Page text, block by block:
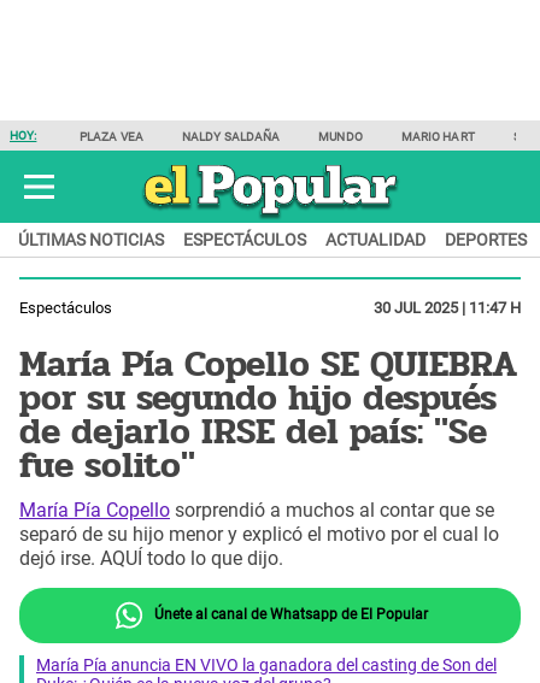
HOY: PLAZA VEA NALDY SALDAÑA MUNDO MARIO HART
ÚLTIMAS NOTICIAS ESPECTÁCULOS ACTUALIDAD DEPORTES
Espectáculos 30 JUL 2025 | 11:47 H
María Pía Copello SE QUIEBRA
por su segundo hijo después
de dejarlo IRSE del país: "Se
fue solito"
María Pía Copello sorprendió a muchos al contar que se
separó de su hijo menor y explicó el motivo por el cual lo
dejó irse. AQUÍ todo lo que dijo.
Únete al canal de Whatsapp de El Popular
María Pía anuncia EN VIVO la ganadora del casting de Son del